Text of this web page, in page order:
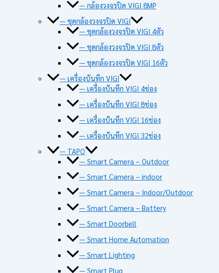
— กล้องวงจรปิด VIGI 8MP
— ชุดกล้องวงจรปิด VIGI
— ชุดกล้องวงจรปิด VIGI 4ตัว
— ชุดกล้องวงจรปิด VIGI 8ตัว
— ชุดกล้องวงจรปิด VIGI 16ตัว
— เครื่องบันทึก VIGI
— เครื่องบันทึก VIGI 4ช่อง
— เครื่องบันทึก VIGI 8ช่อง
— เครื่องบันทึก VIGI 16ช่อง
— เครื่องบันทึก VIGI 32ช่อง
— TAPO
— Smart Camera – Outdoor
— Smart Camera – indoor
— Smart Camera – Indoor/Outdoor
— Smart Camera – Battery
— Smart Doorbell
— Smart Home Automation
— Smart Lighting
— Smart Plug